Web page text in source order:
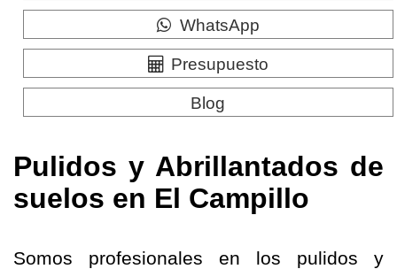
WhatsApp
Presupuesto
Blog
Pulidos y Abrillantados de
suelos en El Campillo
Somos profesionales en los pulidos y